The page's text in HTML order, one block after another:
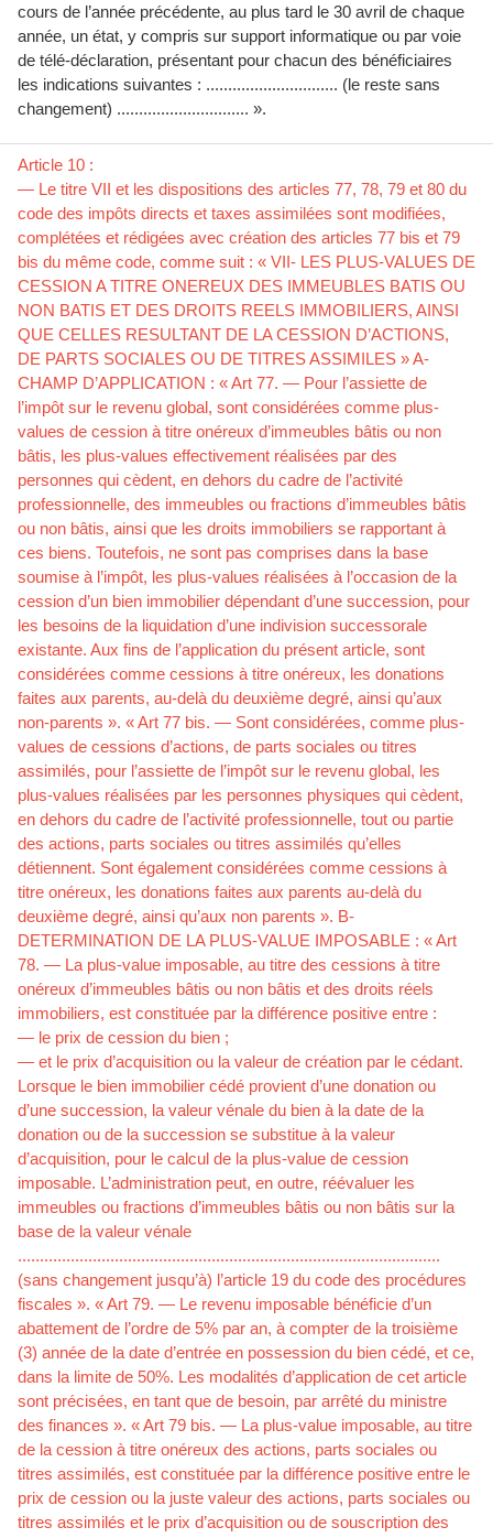
cours de l’année précédente, au plus tard le 30 avril de chaque
année, un état, y compris sur support informatique ou par voie
de télé-déclaration, présentant pour chacun des bénéficiaires
les indications suivantes : .............................. (le reste sans
changement) .............................. ».
Article 10 :
— Le titre VII et les dispositions des articles 77, 78, 79 et 80 du
code des impôts directs et taxes assimilées sont modifiées,
complétées et rédigées avec création des articles 77 bis et 79
bis du même code, comme suit : « VII- LES PLUS-VALUES DE
CESSION A TITRE ONEREUX DES IMMEUBLES BATIS OU
NON BATIS ET DES DROITS REELS IMMOBILIERS, AINSI
QUE CELLES RESULTANT DE LA CESSION D’ACTIONS,
DE PARTS SOCIALES OU DE TITRES ASSIMILES » A-
CHAMP D’APPLICATION : « Art 77. — Pour l’assiette de
l’impôt sur le revenu global, sont considérées comme plus-
values de cession à titre onéreux d’immeubles bâtis ou non
bâtis, les plus-values effectivement réalisées par des
personnes qui cèdent, en dehors du cadre de l’activité
professionnelle, des immeubles ou fractions d’immeubles bâtis
ou non bâtis, ainsi que les droits immobiliers se rapportant à
ces biens. Toutefois, ne sont pas comprises dans la base
soumise à l’impôt, les plus-values réalisées à l’occasion de la
cession d’un bien immobilier dépendant d’une succession, pour
les besoins de la liquidation d’une indivision successorale
existante. Aux fins de l’application du présent article, sont
considérées comme cessions à titre onéreux, les donations
faites aux parents, au-delà du deuxième degré, ainsi qu’aux
non-parents ». « Art 77 bis. — Sont considérées, comme plus-
values de cessions d’actions, de parts sociales ou titres
assimilés, pour l’assiette de l’impôt sur le revenu global, les
plus-values réalisées par les personnes physiques qui cèdent,
en dehors du cadre de l’activité professionnelle, tout ou partie
des actions, parts sociales ou titres assimilés qu’elles
détiennent. Sont également considérées comme cessions à
titre onéreux, les donations faites aux parents au-delà du
deuxième degré, ainsi qu’aux non parents ». B-
DETERMINATION DE LA PLUS-VALUE IMPOSABLE : « Art
78. — La plus-value imposable, au titre des cessions à titre
onéreux d’immeubles bâtis ou non bâtis et des droits réels
immobiliers, est constituée par la différence positive entre :
— le prix de cession du bien ;
— et le prix d’acquisition ou la valeur de création par le cédant.
Lorsque le bien immobilier cédé provient d’une donation ou
d’une succession, la valeur vénale du bien à la date de la
donation ou de la succession se substitue à la valeur
d’acquisition, pour le calcul de la plus-value de cession
imposable. L’administration peut, en outre, réévaluer les
immeubles ou fractions d’immeubles bâtis ou non bâtis sur la
base de la valeur vénale
................................................................................................
(sans changement jusqu’à) l’article 19 du code des procédures
fiscales ». « Art 79. — Le revenu imposable bénéficie d’un
abattement de l’ordre de 5% par an, à compter de la troisième
(3) année de la date d’entrée en possession du bien cédé, et ce,
dans la limite de 50%. Les modalités d’application de cet article
sont précisées, en tant que de besoin, par arrêté du ministre
des finances ». « Art 79 bis. — La plus-value imposable, au titre
de la cession à titre onéreux des actions, parts sociales ou
titres assimilés, est constituée par la différence positive entre le
prix de cession ou la juste valeur des actions, parts sociales ou
titres assimilés et le prix d’acquisition ou de souscription des